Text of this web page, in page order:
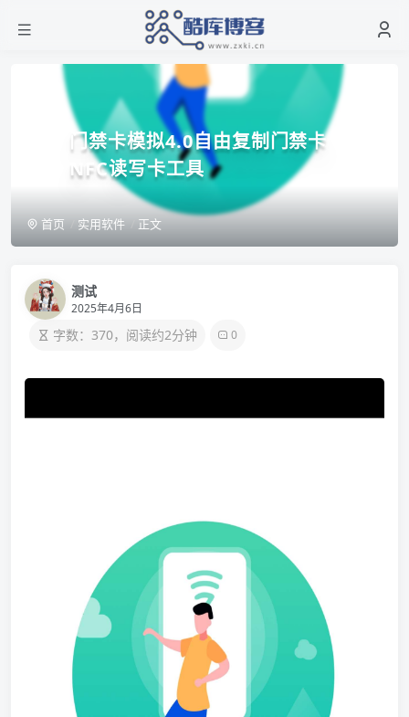
门禁卡模拟4.0自由复制门禁卡
NFC读写卡工具
首页 实用软件 正文
测试
2025年4月6日
字数：370，阅读约2分钟 0